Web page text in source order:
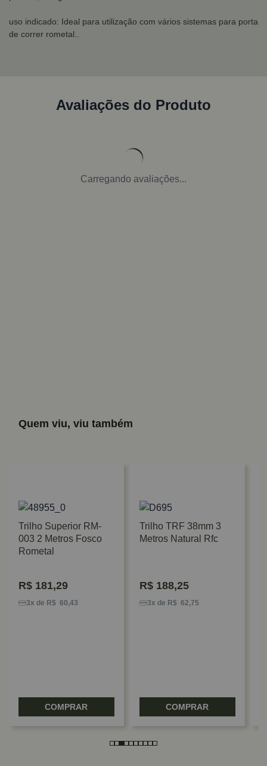
uso indicado: Ideal para utilização com vários sistemas para porta
de correr rometal..
Avaliações do Produto
Carregando avaliações...
Quem viu, viu também
Trilho Superior RM-
003 2 Metros Fosco
Rometal
R$ 181,29
3x de R$ 60,43
COMPRAR
Trilho TRF 38mm 3
Metros Natural Rfc
R$ 188,25
3x de R$ 62,75
COMPRAR